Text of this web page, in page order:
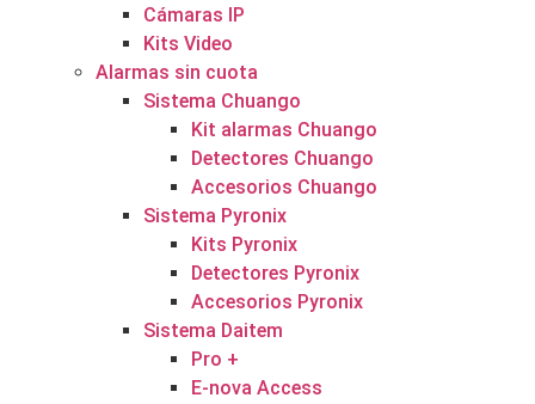
Cámaras IP
Kits Video
Alarmas sin cuota
Sistema Chuango
Kit alarmas Chuango
Detectores Chuango
Accesorios Chuango
Sistema Pyronix
Kits Pyronix
Detectores Pyronix
Accesorios Pyronix
Sistema Daitem
Pro +
E-nova Access